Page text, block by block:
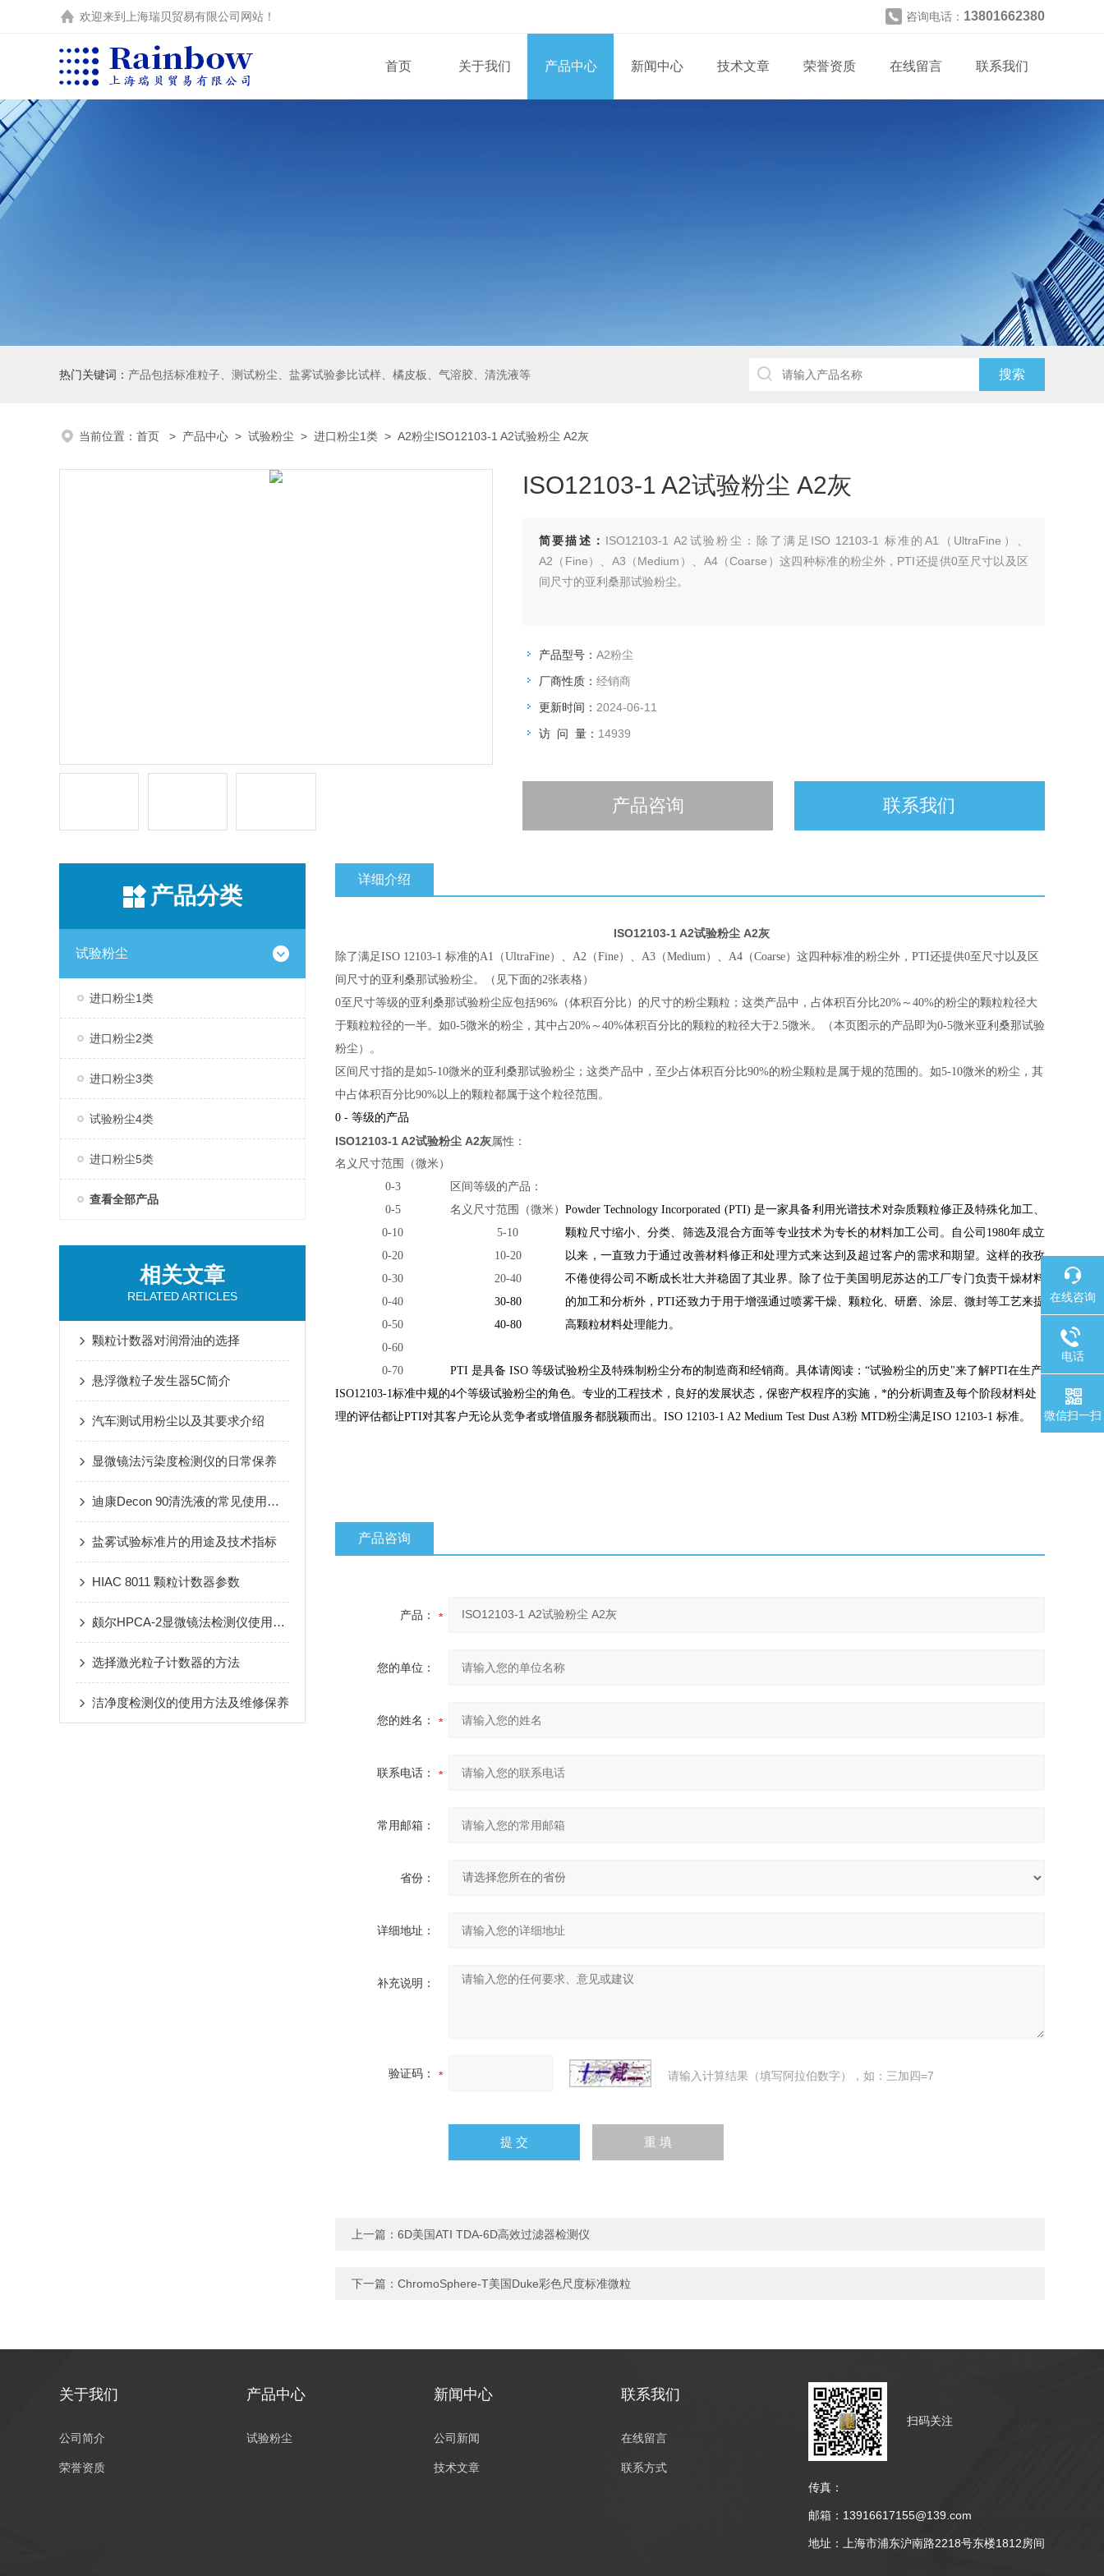
欢迎来到 上海瑞贝贸易有限公司 网站！ 咨询电话： 13801662380
首页 关于我们 产品中心 新闻中心 技术文章 荣誉资质 在线留言 联系我们
热门关键词： 产品包括标准粒子、测试粉尘、盐雾试验参比试样、橘皮板、气溶胶、清洗液等
当前位置： 首页 > 产品中心 > 试验粉尘 > 进口粉尘1类 > A2粉尘ISO12103-1 A2试验粉尘 A2灰
ISO12103-1 A2试验粉尘 A2灰
简要描述： ISO12103-1 A2试验粉尘：除了满足ISO 12103-1 标准的A1（UltraFine）、
A2（Fine）、A3（Medium）、A4（Coarse）这四种标准的粉尘外，PTI还提供0至尺寸以及区
间尺寸的亚利桑那试验粉尘。
产品型号： A2粉尘
厂商性质： 经销商
更新时间： 2024-06-11
访 问 量： 14939
产品咨询 联系我们
产品分类
试验粉尘
进口粉尘1类
进口粉尘2类
进口粉尘3类
试验粉尘4类
进口粉尘5类
查看全部产品
相关文章
RELATED ARTICLES
颗粒计数器对润滑油的选择
悬浮微粒子发生器5C简介
汽车测试用粉尘以及其要求介绍
显微镜法污染度检测仪的日常保养
迪康Decon 90清洗液的常见使用方法
盐雾试验标准片的用途及技术指标
HIAC 8011 颗粒计数器参数
颇尔HPCA-2显微镜法检测仪使用步骤
选择激光粒子计数器的方法
洁净度检测仪的使用方法及维修保养
详细介绍
ISO12103-1 A2试验粉尘 A2灰
除了满足ISO 12103-1 标准的A1（UltraFine）、A2（Fine）、A3（Medium）、A4（Coarse）这四种标准的粉尘外，PTI还提供0至尺寸以及区
间尺寸的亚利桑那试验粉尘。（见下面的2张表格）
0至尺寸等级的亚利桑那试验粉尘应包括96%（体积百分比）的尺寸的粉尘颗粒；这类产品中，占体积百分比20%～40%的粉尘的颗粒粒径大
于颗粒粒径的一半。如0-5微米的粉尘，其中占20%～40%体积百分比的颗粒的粒径大于2.5微米。（本页图示的产品即为0-5微米亚利桑那试验
粉尘）。
区间尺寸指的是如5-10微米的亚利桑那试验粉尘；这类产品中，至少占体积百分比90%的粉尘颗粒是属于规的范围的。如5-10微米的粉尘，其
中占体积百分比90%以上的颗粒都属于这个粒径范围。
0 - 等级的产品
ISO12103-1 A2试验粉尘 A2灰属性：
名义尺寸范围（微米）
0-3
0-5
0-10
0-20
0-30
0-40
0-50
0-60
0-70
区间等级的产品：
名义尺寸范围（微米）
5-10
10-20
20-40
30-80
40-80
Powder Technology Incorporated (PTI) 是一家具备利用光谱技术对杂质颗粒修正及特殊化加工、
颗粒尺寸缩小、分类、筛选及混合方面等专业技术为专长的材料加工公司。自公司1980年成立
以来，一直致力于通过改善材料修正和处理方式来达到及超过客户的需求和期望。这样的孜孜
不倦使得公司不断成长壮大并稳固了其业界。除了位于美国明尼苏达的工厂专门负责干燥材料
的加工和分析外，PTI还致力于用于增强通过喷雾干燥、颗粒化、研磨、涂层、微封等工艺来提
高颗粒材料处理能力。
PTI 是具备 ISO 等级试验粉尘及特殊制粉尘分布的制造商和经销商。具体请阅读：“试验粉尘的历史"来了解PTI在生产
ISO12103-1标准中规的4个等级试验粉尘的角色。专业的工程技术，良好的发展状态，保密产权程序的实施，*的分析调查及每个阶段材料处
理的评估都让PTI对其客户无论从竞争者或增值服务都脱颖而出。 ISO 12103-1 A2 Medium Test Dust A3粉 MTD粉尘满足ISO 12103-1 标准。
产品咨询
产品：
您的单位：
您的姓名：
联系电话：
常用邮箱：
省份：
详细地址：
补充说明：
验证码： 请输入计算结果（填写阿拉伯数字），如：三加四=7
上一篇： 6D美国ATI TDA-6D高效过滤器检测仪
下一篇： ChromoSphere-T美国Duke彩色尺度标准微粒
关于我们
公司简介
荣誉资质
产品中心
试验粉尘
新闻中心
公司新闻
技术文章
联系我们
在线留言
联系方式
扫码关注
传真：
邮箱：13916617155@139.com
地址：上海市浦东沪南路2218号东楼1812房间
在线咨询
电话
微信扫一扫